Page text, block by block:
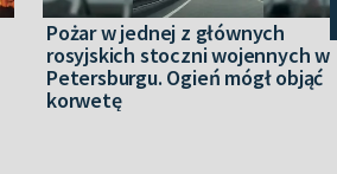
Pożar w jednej z głównych
rosyjskich stoczni wojennych w
Petersburgu. Ogień mógł objąć
korwetę